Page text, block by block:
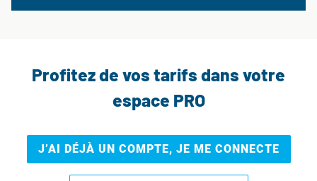
Profitez de vos tarifs dans votre
espace PRO
J’AI DÉJÀ UN COMPTE, JE ME CONNECTE